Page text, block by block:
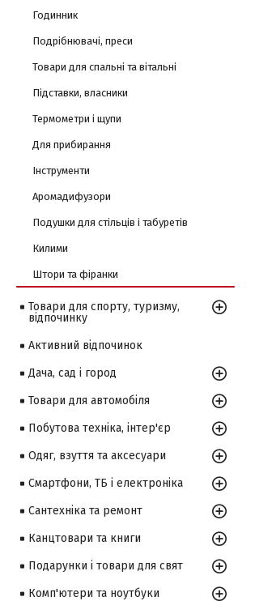
Годинник
Подрібнювачі, преси
Товари для спальні та вітальні
Підставки, власники
Термометри і щупи
Для прибирання
Інструменти
Аромадифузори
Подушки для стільців і табуретів
Килими
Штори та фіранки
Товари для спорту, туризму,
відпочинку
Активний відпочинок
Дача, сад і город
Товари для автомобіля
Побутова техніка, інтер'єр
Одяг, взуття та аксесуари
Смартфони, ТБ і електроніка
Сантехніка та ремонт
Канцтовари та книги
Подарунки і товари для свят
Комп'ютери та ноутбуки